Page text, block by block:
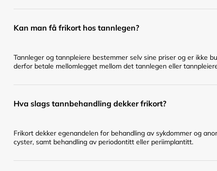
Kan man få frikort hos tannlegen?
Tannleger og tannpleiere bestemmer selv sine priser og er ikke
derfor betale mellomlegget mellom det tannlegen eller
Hva slags tannbehandling dekker frikort?
Frikort dekker egenandelen for behandling av sykdommer og
cyster, samt behandling av periodontitt eller periimplantitt.